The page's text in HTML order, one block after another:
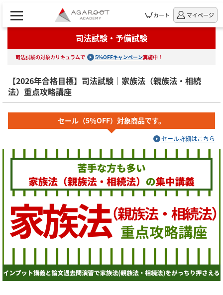
カート マイページ
司法試験・予備試験
司法試験の対象カリキュラムで 5%OFFキャンペーン実施中！
【2026年合格目標】司法試験｜家族法（親族法・相続
法）重点攻略講座
セール（5％OFF）対象商品です。
セール詳細はこちら